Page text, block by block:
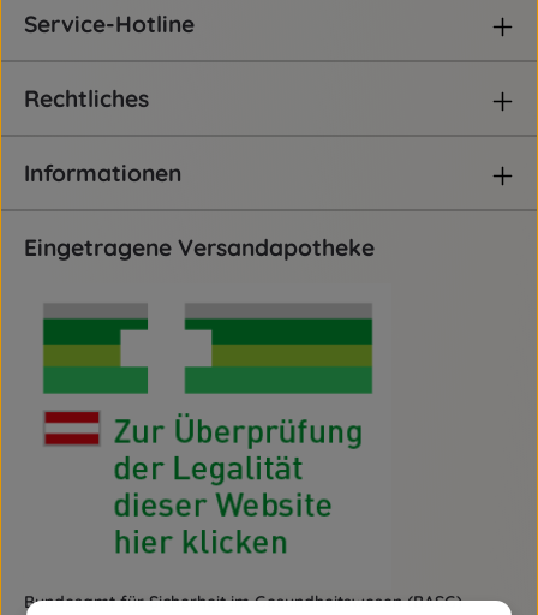
Service-Hotline
Rechtliches
Informationen
Eingetragene Versandapotheke
Bundesamt für Sicherheit im Gesundheitswesen (BASG)